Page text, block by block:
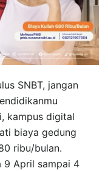
SNBT, jangan
kampus digital
biaya gedung
ribu/bulan.
9 April sampai 4